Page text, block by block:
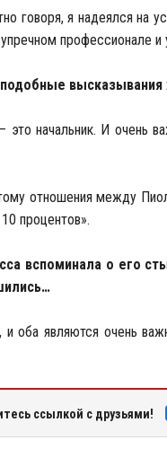
говоря, я надеялся на
профессионале
высказывания
это начальник. И очень
отношения между
процентов».
вспоминала о его
оба являются очень
ссылкой с друзьями!